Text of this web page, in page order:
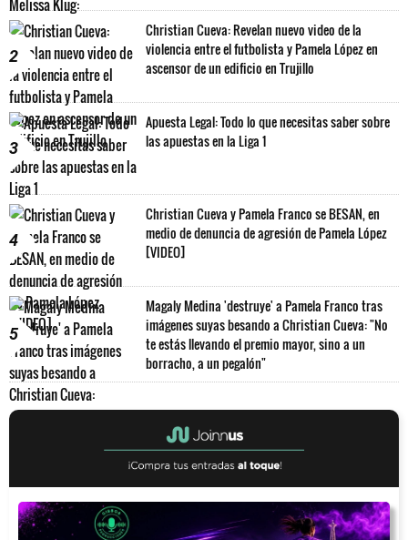
2
Christian Cueva: Revelan nuevo video de la
violencia entre el futbolista y Pamela López en
ascensor de un edificio en Trujillo
3
Apuesta Legal: Todo lo que necesitas saber sobre
las apuestas en la Liga 1
4
Christian Cueva y Pamela Franco se BESAN, en
medio de denuncia de agresión de Pamela López
[VIDEO]
5
Magaly Medina 'destruye' a Pamela Franco tras
imágenes suyas besando a Christian Cueva: "No
te estás llevando el premio mayor, sino a un
borracho, a un pegalón"